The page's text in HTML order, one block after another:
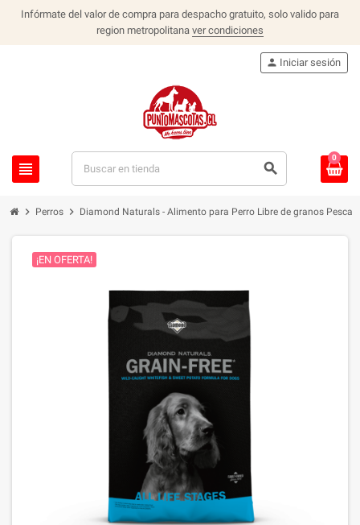
Infórmate del valor de compra para despacho gratuito, solo valido para
region metropolitana ver condiciones
view_headline search
person Iniciar sesión
0
chevron_right Perros chevron_right Diamond Naturals - Alimento para Perro Libre de granos
¡EN OFERTA!